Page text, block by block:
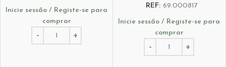
Inicie sessão / Registe-se para
comprar
REF: 69.000817
Inicie sessão / Registe-se para
comprar